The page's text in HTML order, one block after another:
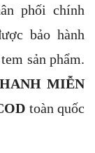
phối chính
bảo hành
sản phẩm.
MIỄN
toàn quốc